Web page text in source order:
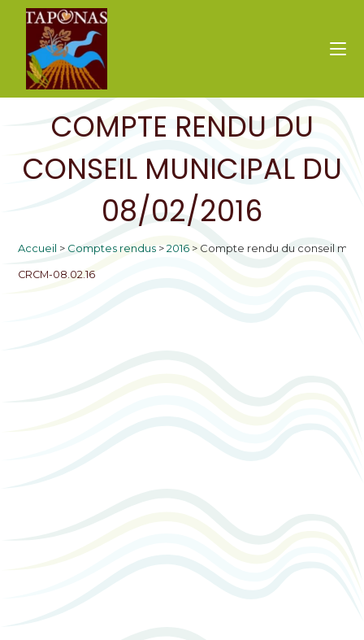
COMPTE RENDU DU
CONSEIL MUNICIPAL DU
08/02/2016
Accueil > Comptes rendus >2016 > Compte rendu du conseil
CRCM-08.02.16